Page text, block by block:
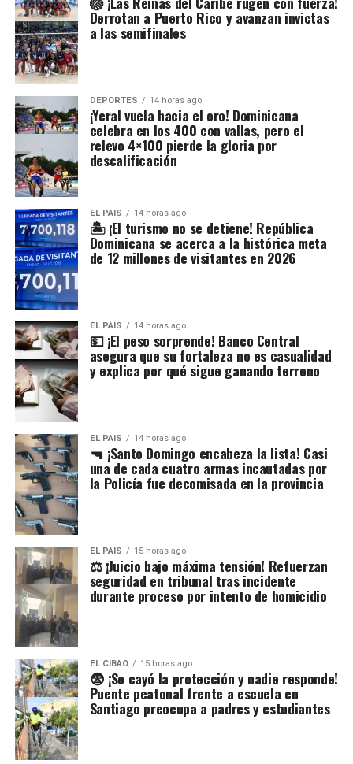
Derrotan a Puerto Rico y avanzan invictas
a las semifinales
DEPORTES 14 horas ago
¡Yeral vuela hacia el oro! Dominicana
celebra en los 400 con vallas, pero el
relevo 4×100 pierde la gloria por
descalificación
EL PAIS 14 horas ago
🏝️ ¡El turismo no se detiene! República
Dominicana se acerca a la histórica meta
de 12 millones de visitantes en 2026
EL PAIS 14 horas ago
💵 ¡El peso sorprende! Banco Central
asegura que su fortaleza no es casualidad
y explica por qué sigue ganando terreno
EL PAIS 14 horas ago
🔫 ¡Santo Domingo encabeza la lista! Casi
una de cada cuatro armas incautadas por
la Policía fue decomisada en la provincia
EL PAIS 15 horas ago
⚖️ ¡Juicio bajo máxima tensión! Refuerzan
seguridad en tribunal tras incidente
durante proceso por intento de homicidio
EL CIBAO 15 horas ago
😨 ¡Se cayó la protección y nadie responde!
Puente peatonal frente a escuela en
Santiago preocupa a padres y estudiantes